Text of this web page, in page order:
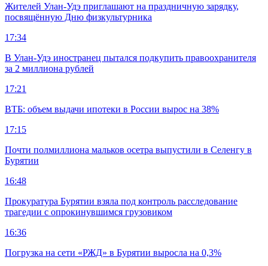
Жителей Улан-Удэ приглашают на праздничную зарядку,
посвящённую Дню физкультурника
17:34
В Улан-Удэ иностранец пытался подкупить правоохранителя
за 2 миллиона рублей
17:21
ВТБ: объем выдачи ипотеки в России вырос на 38%
17:15
Почти полмиллиона мальков осетра выпустили в Селенгу в
Бурятии
16:48
Прокуратура Бурятии взяла под контроль расследование
трагедии с опрокинувшимся грузовиком
16:36
Погрузка на сети «РЖД» в Бурятии выросла на 0,3%